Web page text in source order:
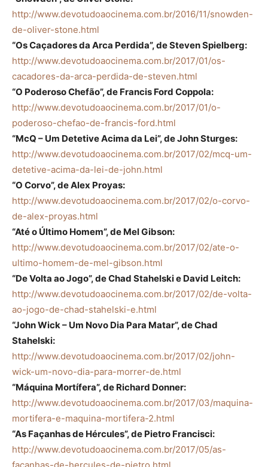
http://www.devotudoaocinema.com.br/2016/11/snowden-
de-oliver-stone.html
“Os Caçadores da Arca Perdida”, de Steven Spielberg:
http://www.devotudoaocinema.com.br/2017/01/os-
cacadores-da-arca-perdida-de-steven.html
“O Poderoso Chefão”, de Francis Ford Coppola:
http://www.devotudoaocinema.com.br/2017/01/o-
poderoso-chefao-de-francis-ford.html
“McQ – Um Detetive Acima da Lei”, de John Sturges:
http://www.devotudoaocinema.com.br/2017/02/mcq-um-
detetive-acima-da-lei-de-john.html
“O Corvo”, de Alex Proyas:
http://www.devotudoaocinema.com.br/2017/02/o-corvo-
de-alex-proyas.html
“Até o Último Homem”, de Mel Gibson:
http://www.devotudoaocinema.com.br/2017/02/ate-o-
ultimo-homem-de-mel-gibson.html
“De Volta ao Jogo”, de Chad Stahelski e David Leitch:
http://www.devotudoaocinema.com.br/2017/02/de-volta-
ao-jogo-de-chad-stahelski-e.html
“John Wick – Um Novo Dia Para Matar”, de Chad
Stahelski:
http://www.devotudoaocinema.com.br/2017/02/john-
wick-um-novo-dia-para-morrer-de.html
“Máquina Mortífera”, de Richard Donner:
http://www.devotudoaocinema.com.br/2017/03/maquina-
mortifera-e-maquina-mortifera-2.html
“As Façanhas de Hércules”, de Pietro Francisci:
http://www.devotudoaocinema.com.br/2017/05/as-